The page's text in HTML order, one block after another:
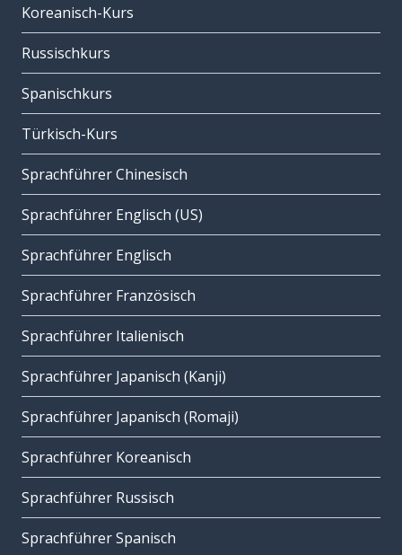
Koreanisch-Kurs
Russischkurs
Spanischkurs
Türkisch-Kurs
Sprachführer Chinesisch
Sprachführer Englisch (US)
Sprachführer Englisch
Sprachführer Französisch
Sprachführer Italienisch
Sprachführer Japanisch (Kanji)
Sprachführer Japanisch (Romaji)
Sprachführer Koreanisch
Sprachführer Russisch
Sprachführer Spanisch